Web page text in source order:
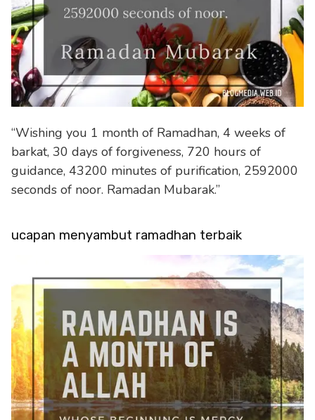
“Wishing you 1 month of Ramadhan, 4 weeks of
barkat, 30 days of forgiveness, 720 hours of
guidance, 43200 minutes of purification, 2592000
seconds of noor. Ramadan Mubarak.”
ucapan menyambut ramadhan terbaik